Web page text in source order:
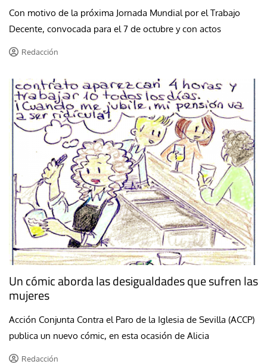
Con motivo de la próxima Jornada Mundial por el Trabajo
Decente, convocada para el 7 de octubre y con actos
Redacción
Un cómic aborda las desigualdades que sufren las
mujeres
Acción Conjunta Contra el Paro de la Iglesia de Sevilla (ACCP)
publica un nuevo cómic, en esta ocasión de Alicia
Redacción